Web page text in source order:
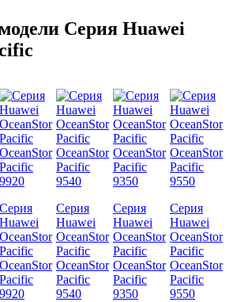
Серия Huawei
Серия
Huawei
OceanStor
Pacific
OceanStor
Pacific
9920
Серия
Huawei
OceanStor
Pacific
OceanStor
Pacific
9540
Серия
Huawei
OceanStor
Pacific
OceanStor
Pacific
9350
Серия
Huawei
OceanStor
Pacific
OceanStor
Pacific
9550